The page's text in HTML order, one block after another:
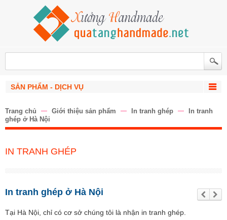
SẢN PHẨM - DỊCH VỤ
Trang chủ Giới thiệu sản phẩm In tranh ghép
In tranh
ghép ở Hà Nội
IN TRANH GHÉP
In tranh ghép ở Hà Nội
Trư
ớc
Tiế
p
Tại Hà Nội, chỉ có cơ sở chúng tôi là nhận in tranh ghép.